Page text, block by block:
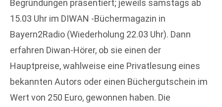
Begründungen präsentiert; jeweils samstags ab
15.03 Uhr im DIWAN -Büchermagazin in
Bayern2Radio (Wiederholung 22.03 Uhr). Dann
erfahren Diwan-Hörer, ob sie einen der
Hauptpreise, wahlweise eine Privatlesung eines
bekannten Autors oder einen Büchergutschein im
Wert von 250 Euro, gewonnen haben. Die